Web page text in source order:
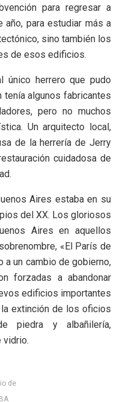
para regresar a
para estudiar más a
sino también los
de esos edificios.
único herrero que pudo
tenía algunos fabricantes
pero no muchos
Un arquitecto local,
de la herrería de Jerry
cuidadosa de
Aires estaba en su
del XX. Los gloriosos
Aires en aquellos
«El París de
a un cambio de gobierno,
forzadas a abandonar
edificios importantes
extinción de los oficios
piedra y albañilería,
vidrio.
de